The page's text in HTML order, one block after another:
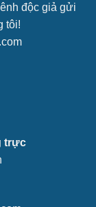
độc giả gửi
tôi!
trực